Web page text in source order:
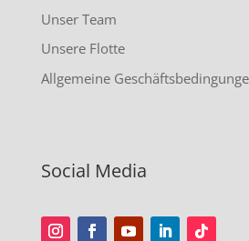
Unser Team
Unsere Flotte
Allgemeine
Social Media